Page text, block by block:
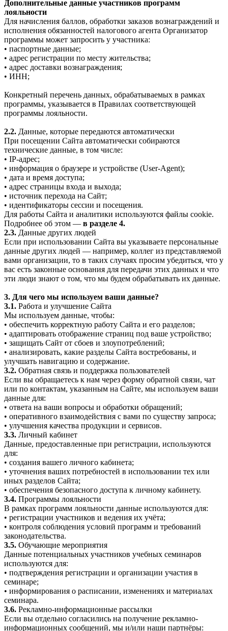
Дополнительные данные участников программ
лояльности
Для начисления баллов, обработки заказов вознаграждений и
исполнения обязанностей налогового агента Организатор
программы может запросить у участника:
• паспортные данные;
• адрес регистрации по месту жительства;
• адрес доставки вознаграждения;
• ИНН;
Конкретный перечень данных, обрабатываемых в рамках
программы, указывается в Правилах соответствующей
программы лояльности.
2.2. Данные, которые передаются автоматически
При посещении Сайта автоматически собираются
технические данные, в том числе:
• IP-адрес;
• информация о браузере и устройстве (User-Agent);
• дата и время доступа;
• адрес страницы входа и выхода;
• источник перехода на Сайт;
• идентификаторы сессии и посещения.
Для работы Сайта и аналитики используются файлы cookie.
Подробнее об этом — в разделе 4.
2.3. Данные других людей
Если при использовании Сайта вы указываете персональные
данные других людей — например, коллег из представляемой
вами организации, то в таких случаях просим убедиться, что у
вас есть законные основания для передачи этих данных и что
эти люди знают о том, что мы будем обрабатывать их данные.
3. Для чего мы используем ваши данные?
3.1. Работа и улучшение Сайта
Мы используем данные, чтобы:
• обеспечить корректную работу Сайта и его разделов;
• адаптировать отображение страниц под ваше устройство;
• защищать Сайт от сбоев и злоупотреблений;
• анализировать, какие разделы Сайта востребованы, и
улучшать навигацию и содержание.
3.2. Обратная связь и поддержка пользователей
Если вы обращаетесь к нам через форму обратной связи, чат
или по контактам, указанным на Сайте, мы используем ваши
данные для:
• ответа на ваши вопросы и обработки обращений;
• оперативного взаимодействия с вами по существу запроса;
• улучшения качества продукции и сервисов.
3.3. Личный кабинет
Данные, предоставленные при регистрации, используются
для:
• создания вашего личного кабинета;
• уточнения ваших потребностей в использовании тех или
иных разделов Сайта;
• обеспечения безопасного доступа к личному кабинету.
3.4. Программы лояльности
В рамках программ лояльности данные используются для:
• регистрации участников и ведения их учёта;
• контроля соблюдения условий программ и требований
законодательства.
3.5. Обучающие мероприятия
Данные потенциальных участников учебных семинаров
используются для:
• подтверждения регистрации и организации участия в
семинаре;
• информирования о расписании, изменениях и материалах
семинара.
3.6. Рекламно-информационные рассылки
Если вы отдельно согласились на получение рекламно-
информационных сообщений, мы и/или наши партнёры: